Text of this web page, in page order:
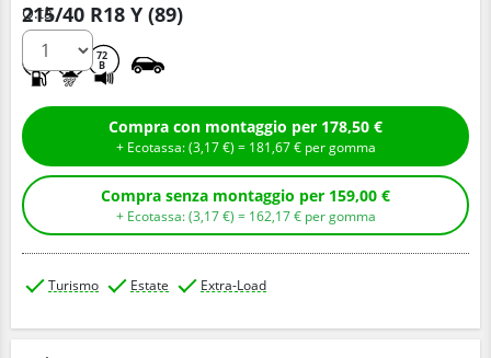
215/40 R18 Y (89)
72
B
Q.tà
Compra con montaggio per 178,50 €
+ Ecotassa: (3,17€ ) = 181,67€ per gomma
Compra senza montaggio per 159,00 €
+ Ecotassa: (3,17€ ) = 162,17€ per gomma
Turismo Estate Extra-Load